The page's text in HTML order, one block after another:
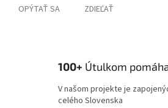
OPÝTAŤ SA ZDIEĽAŤ
100+ Útulkom
V našom projekte je
celého Slovenska